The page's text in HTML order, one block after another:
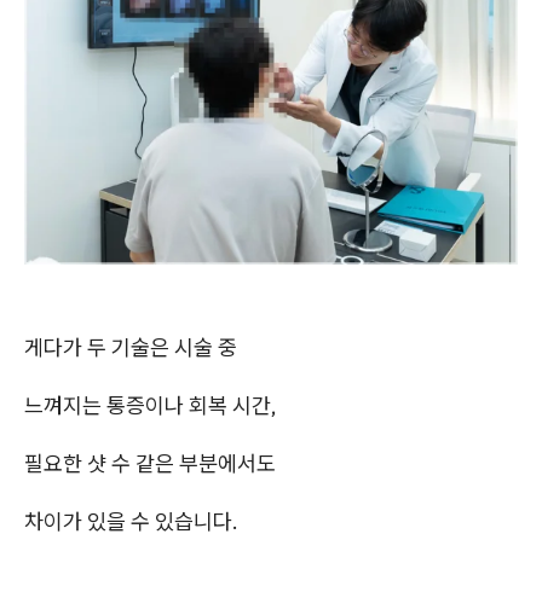
게다가 두 기술은 시술 중
느껴지는 통증이나 회복 시간,
필요한 샷 수 같은 부분에서도
차이가 있을 수 있습니다.